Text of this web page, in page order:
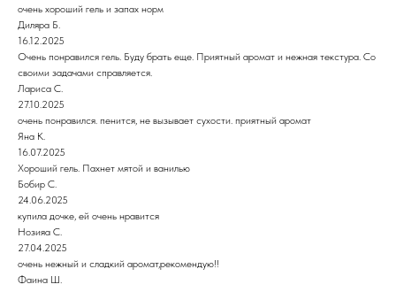
очень хороший гель и запах норм
Диляра Б.
16.12.2025
Очень понравился гель. Буду брать еще. Приятный аромат и нежная текстура. Со
своими задачами справляется.
Лариса С.
27.10.2025
очень понравился. пенится, не вызывает сухости. приятный аромат
Яна К.
16.07.2025
Хороший гель. Пахнет мятой и ванилью
Бобир С.
24.06.2025
купила дочке, ей очень нравится
Нозияа С.
27.04.2025
очень нежный и сладкий аромат,рекомендую!!
Фаина Ш.